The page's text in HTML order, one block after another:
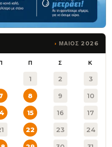
ΜΑΙΟΣ 2026
Π Σ Κ
1 2 3
8 9 10
15 16 17
22 23 24